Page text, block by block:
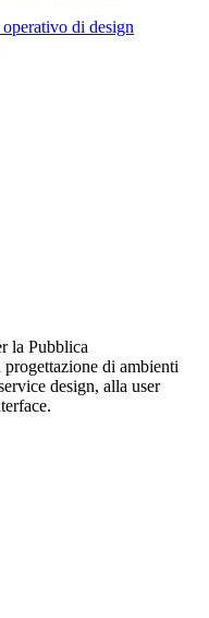
di design
la Pubblica
di ambienti
design, alla user